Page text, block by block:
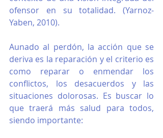
ofensor en su totalidad. (Yarnoz-
Yaben, 2010).
Aunado al perdón, la acción que se
deriva es la reparación y el criterio es
como reparar o enmendar los
conflictos, los desacuerdos y las
situaciones dolorosas. Es buscar lo
que traerá más salud para todos,
siendo importante: